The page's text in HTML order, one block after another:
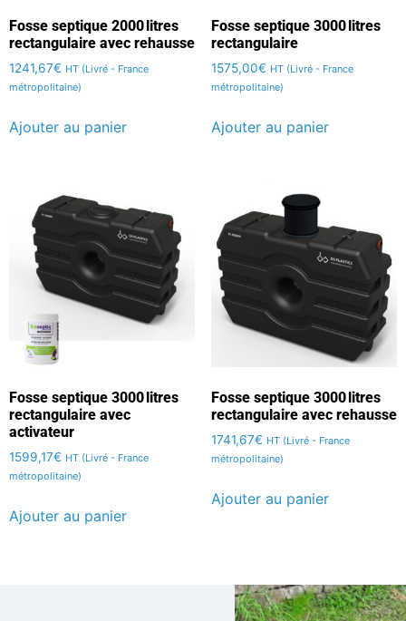
Fosse septique 2000 litres
rectangulaire avec rehausse
1241,67€ HT (Livré - France
métropolitaine)
Ajouter au panier
Fosse septique 3000 litres
rectangulaire
1575,00€ HT (Livré - France
métropolitaine)
Ajouter au panier
Fosse septique 3000 litres
rectangulaire avec
activateur
1599,17€ HT (Livré - France
métropolitaine)
Ajouter au panier
Fosse septique 3000 litres
rectangulaire avec rehausse
1741,67€ HT (Livré - France
métropolitaine)
Ajouter au panier